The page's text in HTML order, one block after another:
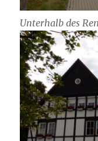
Unterhalb des